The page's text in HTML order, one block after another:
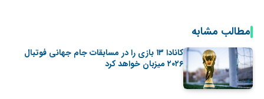
مطالب مشابه
کانادا ۱۳ بازی را در مسابقات جام جهانی فوتبال
۲۰۲۶ میزبان خواهد کرد